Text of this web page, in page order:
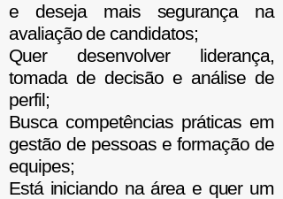
e deseja mais segurança na
avaliação de candidatos;
Quer desenvolver liderança,
tomada de decisão e análise de
perfil;
Busca competências práticas em
gestão de pessoas e formação de
equipes;
Está iniciando na área e quer um